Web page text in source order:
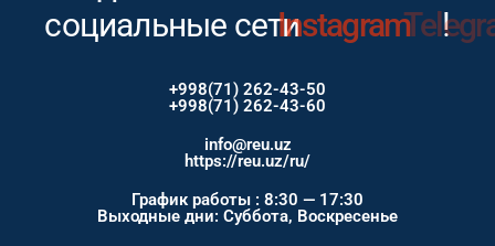
социальные сети
Instagram
Youtube !
+998(71) 262-43-50
+998(71) 262-43-60
info@reu.uz
https://reu.uz/ru/
График работы : 8:30 — 17:30
Выходные дни: Суббота, Воскресенье